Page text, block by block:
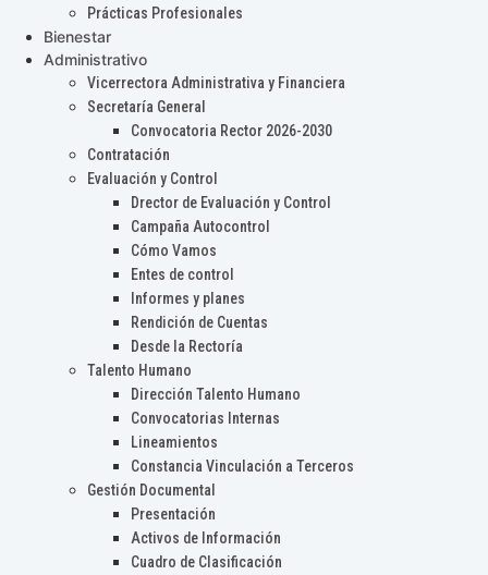
Prácticas Profesionales
Bienestar
Administrativo
Vicerrectora Administrativa y Financiera
Secretaría General
Convocatoria Rector 2026-2030
Contratación
Evaluación y Control
Drector de Evaluación y Control
Campaña Autocontrol
Cómo Vamos
Entes de control
Informes y planes
Rendición de Cuentas
Desde la Rectoría
Talento Humano
Dirección Talento Humano
Convocatorias Internas
Lineamientos
Constancia Vinculación a Terceros
Gestión Documental
Presentación
Activos de Información
Cuadro de Clasificación